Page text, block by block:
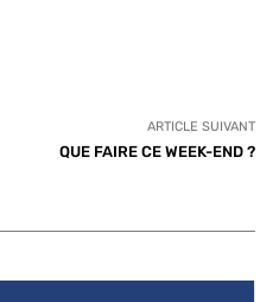
ARTICLE SUIVANT
QUE FAIRE CE WEEK-END ?